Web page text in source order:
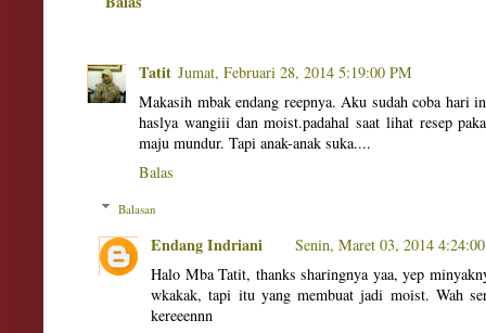
Tatit Jumat, Februari 28, 2014 5:19:00 PM
Makasih mbak endang reepnya. Aku sudah coba hari
haslya wangiii dan moist.padahal saat lihat resep
maju mundur. Tapi anak-anak suka....
Balas
Balasan
Endang Indriani
Senin, Maret 03, 2014
Halo Mba Tatit, thanks sharingnya yaa, yep
wkakak, tapi itu yang membuat jadi moist. Wah
kereeennn